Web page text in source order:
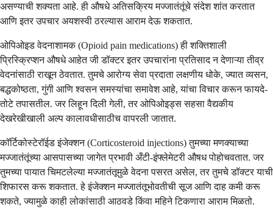
असण्याची शक्यता आहे. ही औषधे अतिसक्रिय मज्जातंतूंचे संदेश शांत करतात
आणि इतर उपचार अयशस्वी ठरल्यास आराम देऊ शकतात.
ओपिओइड वेदनाशामक (Opioid pain medications) ही शक्तिशाली
प्रिस्क्रिप्शन औषधे आहेत जी डॉक्टर इतर उपचारांना प्रतिसाद न देणाऱ्या तीव्र
वेदनांसाठी राखून ठेवतात. तुमचे आरोग्य सेवा प्रदाता लक्षणीय धोके, ज्यात व्यसन,
बद्धकोष्ठता, गुंगी आणि श्वसन समस्यांचा समावेश आहे, यांचा विचार करून फायदे-
तोटे तपासतील. जर लिहून दिली गेली, तर ओपिओइड्स सहसा वैद्यकीय
देखरेखीखाली अल्प कालावधीसाठीच वापरली जातात.
कॉर्टिकोस्टेरॉईड इंजेक्शन (Corticosteroid injections) तुमच्या मणक्याच्या
मज्जातंतूंच्या आसपासच्या जागेत प्रभावी अँटी-इंफ्लेमेटरी औषध पोहोचवतात. जर
तुमच्या पायात चिमटलेल्या मज्जातंतूमुळे वेदना पसरत असेल, तर तुमचे डॉक्टर याची
शिफारस करू शकतात. हे इंजेक्शन मज्जातंतूभोवतीची सूज आणि दाह कमी करू
शकते, ज्यामुळे काही लोकांसाठी आठवडे किंवा महिने टिकणारा आराम मिळतो.